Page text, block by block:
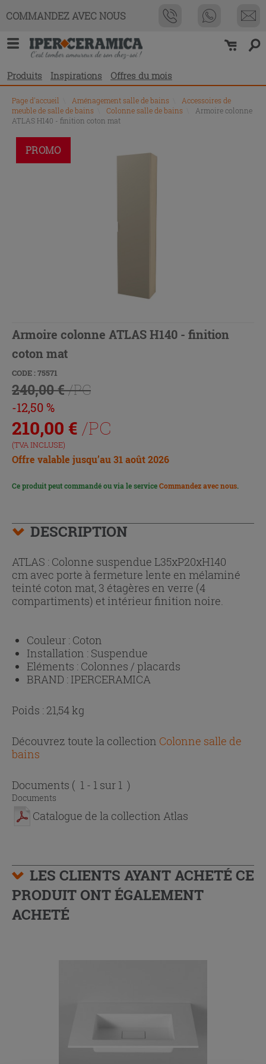
COMMANDEZ AVEC NOUS
Produits Inspirations Offres du mois
Page d'accueil Aménagement salle de bains
Accessoires de
meuble de salle de bains
Colonne salle de bains
Armoire colonne
ATLAS H140 - finition coton mat
PROMO
Armoire colonne ATLAS H140 - finition
coton mat
CODE : 75571
240,00 €/PC
-12,50 %
210,00 € /PC
(TVA INCLUSE)
Offre valable jusqu’au 31 août 2026
Ce produit peut commandé ou via le serviceCommandez avec nous.
DESCRIPTION
ATLAS : Colonne suspendue L35xP20xH140
cm avec porte à fermeture lente en mélaminé
teinté coton mat, 3 étagères en verre (4
compartiments) et intérieur finition noire.
Couleur : Coton
Installation : Suspendue
Eléments : Colonnes / placards
BRAND : IPERCERAMICA
Poids : 21,54 kg
Découvrez toute la collection Colonne salle de
bains
Documents ( 1 - 1 sur 1 )
Documents
Catalogue de la collection Atlas
LES CLIENTS AYANT ACHETÉ CE
PRODUIT ONT ÉGALEMENT
ACHETÉ